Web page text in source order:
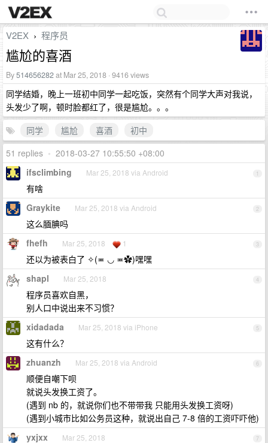
V2EX › 程序员
尴尬的喜酒
By514656282at Mar 25, 2018 · 9416 views
同学结婚，晚上一班初中同学一起吃饭，突然有个同学大声对我说，
头发少了啊，顿时脸都红了，很是尴尬。。。
同学
尴尬 喜酒
初中
51 replies • 2018-03-27 10:55:50 +08:00
1
ifsclimbing Mar 25, 2018 via Android
有啥
2
Graykite Mar 25, 2018 via Android
这么腼腆吗
3
fhefh Mar 25, 2018 1
还以为被表白了 ✧(≖ ◡ ≖✿)嘿嘿
4
shapl Mar 25, 2018
程序员喜欢自黑，
别人口中说出来不习惯？
5
xidadada Mar 25, 2018 via iPhone
这有什么？
6
zhuanzh Mar 25, 2018 via Android
顺便自嘲下呗
就说头发换工资了。
(遇到 nb 的，就说你们也不带带我 只能用头发换工资呀)
(遇到小城市比如公务员这种，就说出自己 7-8 倍的工资吓吓他)
7
yxjxx Mar 25, 2018